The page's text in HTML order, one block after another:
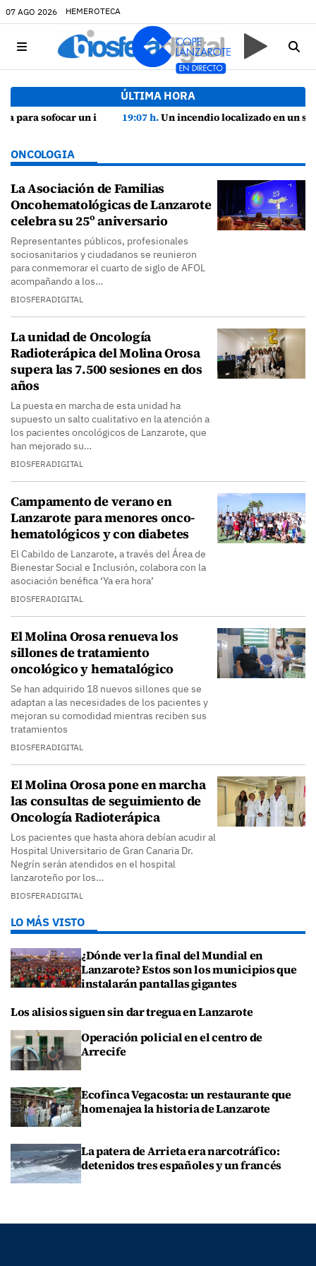
07 AGO 2026 HEMEROTECA
ÚLTIMA HORA
19:07 h.Un incendio localizado en un sofá obliga a intervenir en una vivienda de Playa Honda
ONCOLOGIA
La Asociación de Familias
Oncohematológicas de Lanzarote
celebra su 25º aniversario
Representantes públicos, profesionales
sociosanitarios y ciudadanos se reunieron
para conmemorar el cuarto de siglo de AFOL
acompañando a los…
BIOSFERADIGITAL
La unidad de Oncología
Radioterápica del Molina Orosa
supera las 7.500 sesiones en dos
años
La puesta en marcha de esta unidad ha
supuesto un salto cualitativo en la atención a
los pacientes oncológicos de Lanzarote, que
han mejorado su…
BIOSFERADIGITAL
Campamento de verano en
Lanzarote para menores onco-
hematológicos y con diabetes
El Cabildo de Lanzarote, a través del Área de
Bienestar Social e Inclusión, colabora con la
asociación benéfica ‘Ya era hora’
BIOSFERADIGITAL
El Molina Orosa renueva los
sillones de tratamiento
oncológico y hematalógico
Se han adquirido 18 nuevos sillones que se
adaptan a las necesidades de los pacientes y
mejoran su comodidad mientras reciben sus
tratamientos
BIOSFERADIGITAL
El Molina Orosa pone en marcha
las consultas de seguimiento de
Oncología Radioterápica
Los pacientes que hasta ahora debían acudir al
Hospital Universitario de Gran Canaria Dr.
Negrín serán atendidos en el hospital
lanzaroteño por los…
BIOSFERADIGITAL
LO MÁS VISTO
¿Dónde ver la final del Mundial en
Lanzarote? Estos son los municipios que
instalarán pantallas gigantes
Los alisios siguen sin dar tregua en Lanzarote
Operación policial en el centro de
Arrecife
Ecofinca Vegacosta: un restaurante que
homenajea la historia de Lanzarote
La patera de Arrieta era narcotráfico:
detenidos tres españoles y un francés